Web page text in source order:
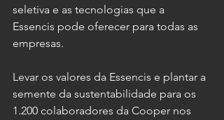
seletiva e as tecnologias que a
Essencis pode oferecer para todas as
empresas.
Levar os valores da Essencis e plantar a
semente da sustentabilidade para os
1.200 colaboradores da Cooper nos